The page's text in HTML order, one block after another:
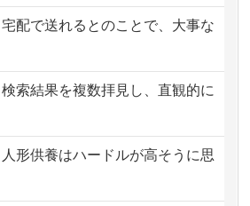
東京都の方からお申込み
さいたの方からお申込み
栃木県の方からお申込み
宅配で送れるとのことで、大事な
検索結果を複数拝見し、直観的に
人形供養はハードルが高そうに思